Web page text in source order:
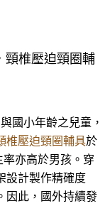
頸椎壓迫頸圈輔
國小年齡之兒童，
椎壓迫頸圈輔具於
亦高於男孩。穿
設計製作精確度
因此，國外持續發